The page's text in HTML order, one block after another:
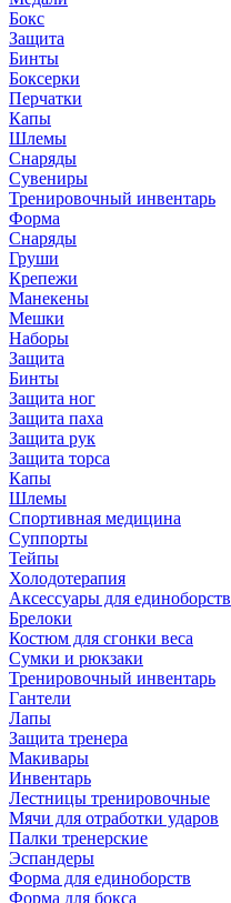
Бокс
Защита
Бинты
Боксерки
Перчатки
Капы
Шлемы
Снаряды
Сувениры
Тренировочный инвентарь
Форма
Снаряды
Груши
Крепежи
Манекены
Мешки
Наборы
Защита
Бинты
Защита ног
Защита паха
Защита рук
Защита торса
Капы
Шлемы
Спортивная медицина
Суппорты
Тейпы
Холодотерапия
Аксессуары для единоборств
Брелоки
Костюм для сгонки веса
Сумки и рюкзаки
Тренировочный инвентарь
Гантели
Лапы
Защита тренера
Макивары
Инвентарь
Лестницы тренировочные
Мячи для отработки ударов
Палки тренерские
Эспандеры
Форма для единоборств
Форма для бокса